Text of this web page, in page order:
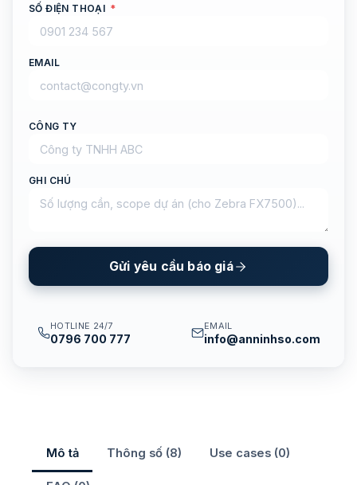
SỐ ĐIỆN THOẠI *
EMAIL
CÔNG TY
GHI CHÚ
Gửi yêu cầu báo giá
HOTLINE 24/7
0796 700 777
EMAIL
info@anninhso.com
Mô tả Thông số (8) Use cases (0)